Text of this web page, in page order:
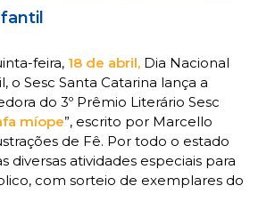
feira, 18 de abril, Dia Nacional
o Sesc Santa Catarina lança a
do 3º Prêmio Literário Sesc
míope”, escrito por Marcello
de Fê. Por todo o estado
diversas atividades especiais para
com sorteio de exemplares do